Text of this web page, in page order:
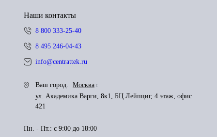
Наши контакты
8 800 333-25-40
8 495 246-04-43
info@centrattek.ru
Ваш город:
Москва
ул. Академика Варги, 8к1, БЦ Лейпциг, 4 этаж, офис
421
Пн. - Пт.: с 9:00 до 18:00